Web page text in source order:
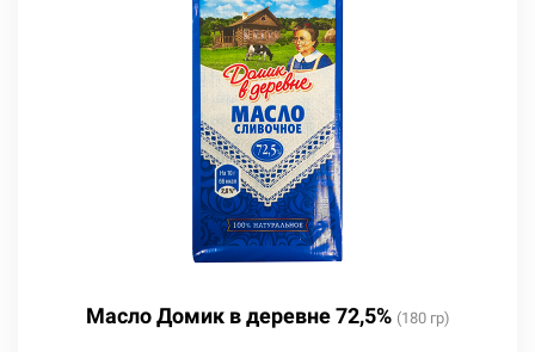
Масло Домик в деревне 72,5% (180 гр)